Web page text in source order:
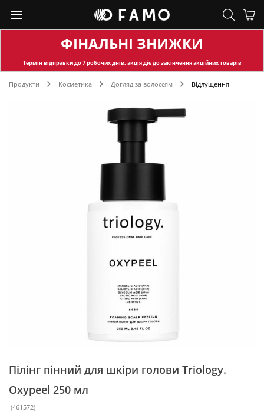
ФІНАЛЬНІ ЗНИЖКИ
Термін відправкидо 7 робочих днів, акція діє до закінчення акційних товарів
Продукти Косметика Догляд за волоссям Відлущення
Пілінг пінний для шкіри голови Triology.
Oxypeel 250 мл
(461572)